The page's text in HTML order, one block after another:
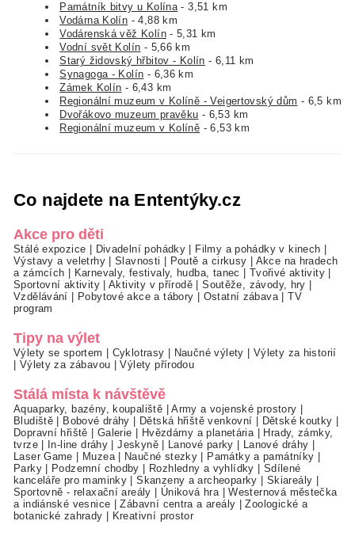
Památník bitvy u Kolína- 3,51 km
Vodárna Kolín - 4,88 km
Vodárenská věž Kolín- 5,31 km
Vodní svět Kolín - 5,66 km
Starý židovský hřbitov - Kolín - 6,11 km
Synagoga - Kolín - 6,36 km
Zámek Kolín - 6,43 km
Regionální muzeum v Kolíně - Veigertovský dům - 6,5 km
Dvořákovo muzeum pravěku - 6,53 km
Regionální muzeum v Kolíně - 6,53 km
Co najdete na Ententýky.cz
Akce pro děti
Stálé expozice | Divadelní pohádky | Filmy a pohádky v kinech |
Výstavy a veletrhy|Slavnosti | Poutě a cirkusy | Akce na hradech
a zámcích | Karnevaly, festivaly, hudba, tanec | Tvořivé aktivity |
Sportovní aktivity|Aktivity v přírodě |Soutěže, závody, hry |
Vzdělávání | Pobytové akce a tábory | Ostatní zábava |TV
program
Tipy na výlet
Výlety se sportem | Cyklotrasy | Naučné výlety | Výlety za historií
| Výlety za zábavou |Výlety přírodou
Stálá místa k návštěvě
Aquaparky, bazény, koupaliště |Army a vojenské prostory |
Bludiště | Bobové dráhy | Dětská hřiště venkovní | Dětské koutky |
Dopravní hřiště | Galerie | Hvězdárny a planetária | Hrady, zámky,
tvrze| In-line dráhy |Jeskyně| Lanové parky | Lanové dráhy |
Laser Game | Muzea| Naučné stezky | Památky a památníky |
Parky| Podzemní chodby | Rozhledny a vyhlídky | Sdílené
kanceláře pro maminky |Skanzeny a archeoparky | Skiareály |
Sportovně - relaxační areály | Úniková hra |Westernová městečka
a indiánské vesnice |Zábavní centra a areály |Zoologické a
botanické zahrady | Kreativní prostor